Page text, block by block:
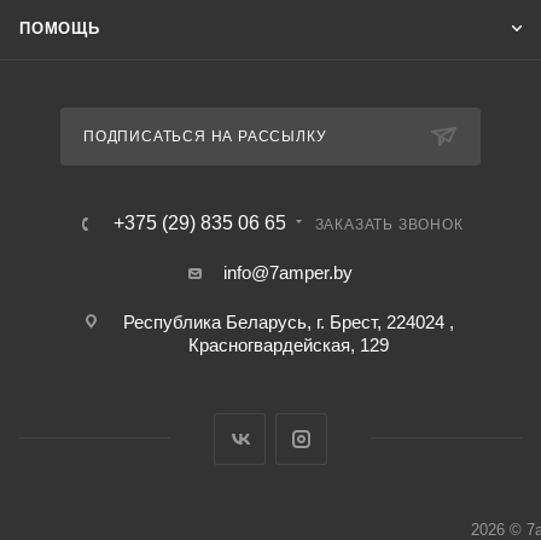
ПОМОЩЬ
ПОДПИСАТЬСЯ НА РАССЫЛКУ
+375 (29) 835 06 65 ЗАКАЗАТЬ ЗВОНОК
info@7amper.by
Республика Беларусь, г. Брест, 224024 ,
Красногвардейская, 129
2026 ©